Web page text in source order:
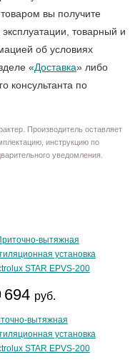
вы получите
товарный и
об условиях
«Доставка» либо
консультанта по
Производитель оставляет
инструкцию по
уведомления.
694 руб.
вытяжная
установка
STAR EPVS-200